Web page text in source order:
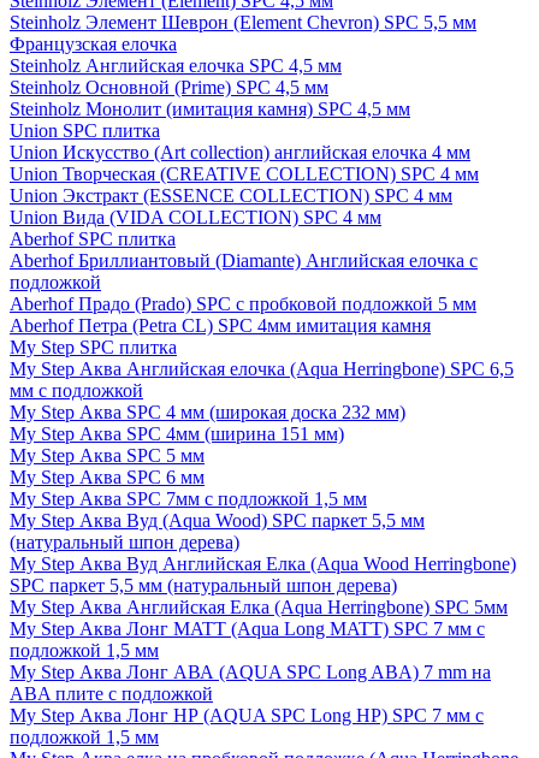
Steinholz Элемент Шеврон (Element Chevron) SPC 5,5 мм
Французская елочка
Steinholz Английская елочка SPC 4,5 мм
Steinholz Основной (Prime) SPC 4,5 мм
Steinholz Монолит (имитация камня) SPC 4,5 мм
Union SPC плитка
Union Искусство (Art collection) английская елочка 4 мм
Union Творческая (CREATIVE COLLECTION) SPC 4 мм
Union Экстракт (ESSENCE COLLECTION) SPC 4 мм
Union Вида (VIDA COLLECTION) SPC 4 мм
Aberhof SPC плитка
Aberhof Бриллиантовый (Diamante) Английская елочка с
подложкой
Aberhof Прадо (Prado) SPC с пробковой подложкой 5 мм
Aberhof Петра (Petra CL) SPC 4мм имитация камня
My Step SPC плитка
My Step Аква Английская елочка (Aqua Herringbone) SPC 6,5
мм с подложкой
My Step Аква SPC 4 мм (широкая доска 232 мм)
My Step Аква SPC 4мм (ширина 151 мм)
My Step Аква SPC 5 мм
My Step Аква SPC 6 мм
My Step Аква SPC 7мм c подложкой 1,5 мм
My Step Аква Вуд (Aqua Wood) SPC паркет 5,5 мм
(натуральный шпон дерева)
My Step Аква Вуд Английская Елка (Aqua Wood Herringbone)
SPC паркет 5,5 мм (натуральный шпон дерева)
My Step Аква Английская Елка (Aqua Herringbone) SPC 5мм
My Step Аква Лонг MATT (Aqua Long MATT) SPC 7 мм с
подложкой 1,5 мм
My Step Аква Лонг АВА (AQUA SPC Long ABA) 7 mm на
ABA плите с подложкой
My Step Аква Лонг НР (AQUA SPC Long HP) SPC 7 мм с
подложкой 1,5 мм